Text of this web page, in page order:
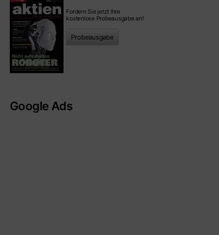
Fordern Sie jetzt Ihre
kostenlose Probeausgabe an!
Probeausgabe
Google Ads